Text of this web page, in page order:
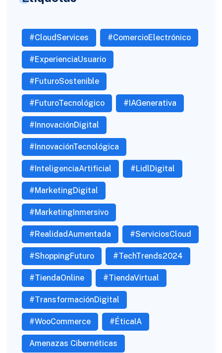
#CloudServices #ComercioElectrónico
#ExperienciaUsuario
#FuturoSostenible
#FuturoTecnológico #IAGenerativa
#InnovaciónDigital
#InnovaciónTecnológica
#InteligenciaArtificial #LidlDigital
#MarketingDigital
#MarketingInmersivo
#RealidadAumentada #ServiciosCloud
#ShoppingFuturo #TechTrends2024
#TiendaOnline #TiendaVirtual
#TransformaciónDigital
#WooCommerce #ÉticaIA
Amenazas Cibernéticas